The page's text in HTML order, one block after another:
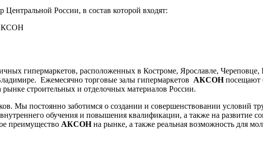
России, в состав которой входят:
АКСОН
гипермаркетов, расположенных в Костроме, Ярославле,
Eжемесячно торговые залы гипермаркетов АКСОНпосещают
строительных и отделочных материалов России.
Мы постоянно заботимся о создании и совершенствовании условий
обучения и повышения квалификации, а также на развитие
преимущество АКСОНна рынке, а также реальная возможность для